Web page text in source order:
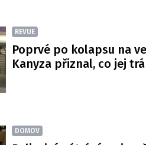
REVUE
Poprvé po kolapsu na
Kanyza přiznal, co jej
DOMOV